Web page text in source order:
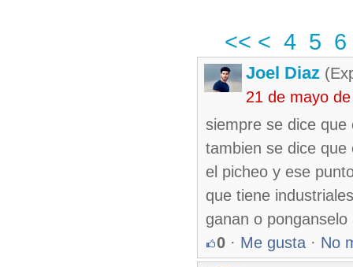
<< < 4 5 6
Joel Diaz
21 de mayo
siempre se dice
tambien se dice
el picheo y ese
que tiene
ganan o ponganselo
0 · Me gusta · No